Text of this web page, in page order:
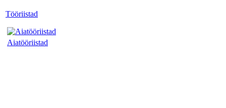
Tööriistad
Aiatööriistad